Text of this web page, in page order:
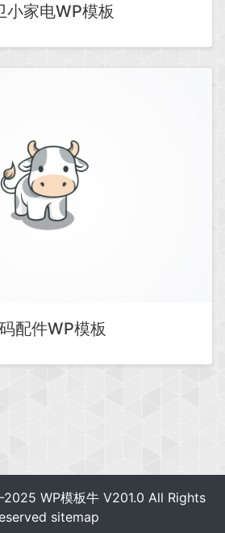
小家电WP模板
配件WP模板
WP模板牛V201.0 All Rights
sitemap